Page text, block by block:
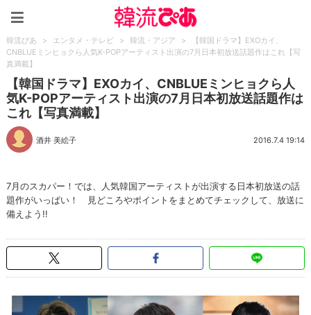
韓流ぴあ > エンタメ・テレビ > 韓流・アジア >
【韓国ドラマ】EXOカイ、
CNBLUEミンヒョクら人気K-POPアーティスト出演の7月日本初放送話題作はこれ【写
真満載】
【韓国ドラマ】EXOカイ、CNBLUEミンヒョクら人
気K-POPアーティスト出演の7月日本初放送話題作は
これ【写真満載】
酒井 美絵子 2016.7.4 19:14
7月のスカパー！では、人気韓国アーティストが出演する日本初放送の話
題作がいっぱい！ 見どころやポイントをまとめてチェックして、放送に
備えよう!!